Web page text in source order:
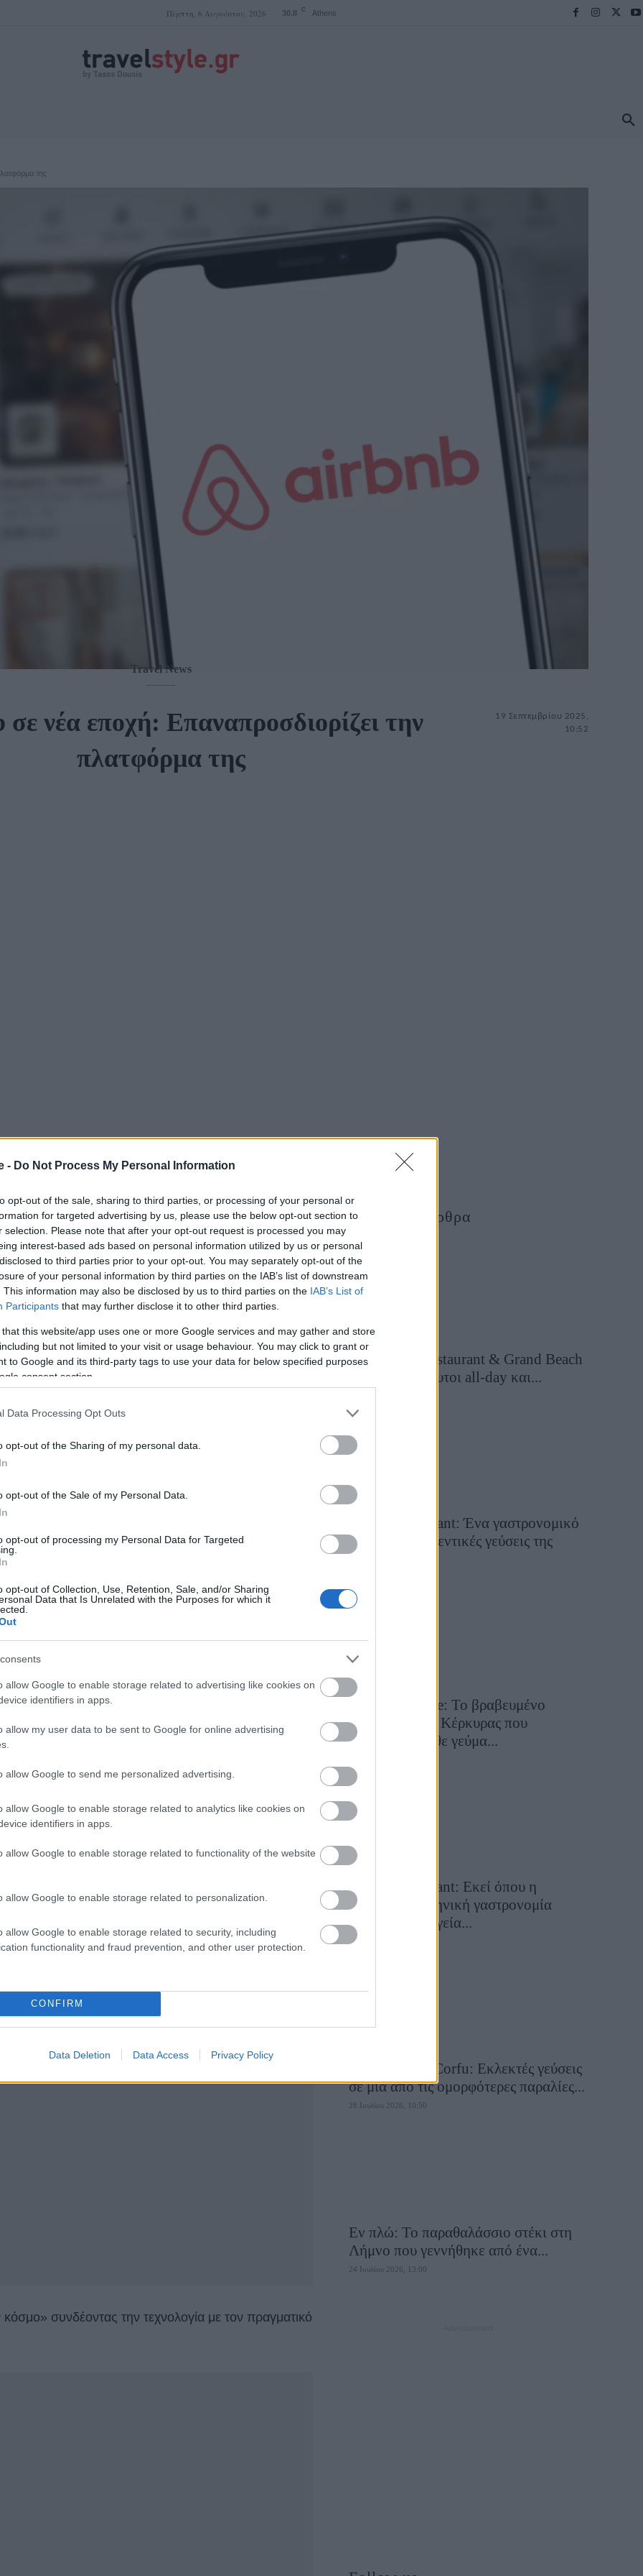
- Do Not Process My Personal Information
opt-out of the sale, sharing to third parties, or processing of your personal or
for targeted advertising by us, please use the below opt-out section to
selection. Please note that after your opt-out request is processed you may
interest-based ads based on personal information utilized by us or personal
to third parties prior to your opt-out. You may separately opt-out of the
of your personal information by third parties on the IAB’s list of downstream
This information may also be disclosed by us to third parties on the IAB’s List of
Participants that may further disclose it to other third parties.
that this website/app uses one or more Google services and may gather and store
but not limited to your visit or usage behaviour. You may click to grant or
to Google and its third-party tags to use your data for below specified purposes
consent section.
Data Processing Opt Outs
opt-out of the Sharing of my personal data.
opt-out of the Sale of my Personal Data.
opt-out of processing my Personal Data for Targeted
opt-out of Collection, Use, Retention, Sale, and/or Sharing
Data that Is Unrelated with the Purposes for which it
allow Google to enable storage related to advertising like cookies on
identifiers in apps.
allow my user data to be sent to Google for online advertising
allow Google to send me personalized advertising.
allow Google to enable storage related to analytics like cookies on
identifiers in apps.
allow Google to enable storage related to functionality of the website
allow Google to enable storage related to personalization.
allow Google to enable storage related to security, including
functionality and fraud prevention, and other user protection.
CONFIRM
Data Deletion Data Access Privacy Policy
Πέμπτη, 6 Αυγούστου, 2026 30.8 C Athens
της
Travel News
νέα εποχή: Επαναπροσδιορίζει την
πλατφόρμα της
19 Σεπτεμβρίου 2025,
10:52
της Airbnb αναφέρθηκε ο συνιδρυτής και
της ομιλίας του στο συνέδριο Communacopia &
τρεις βασικούς πυλώνες: την τεχνητή νοημοσύνη
της πλατφόρμας σε έναν ολοκληρωμένο «χώρο
χρόνο. «Δεν πρόκειται να συμβεί μέσα σε δύο ή
μέσα στην επόμενη δεκαετία».
της εταιρείας, υπογραμμίζοντας πως, αν
εφαρμογές με την οποία οι χρήστες θα έχουν
ευκαιρίες για να γίνει η Airbnb
ανθρώπων», τόνισε.
κόσμο» συνδέοντας την τεχνολογία με τον πραγματικό
Τελευταία Άρθρα
Grand Asia Restaurant & Grand Beach
Club: Οι απόλυτοι all-day και...
Tsapis Restaurant: Ένα γαστρονομικό
ταξίδι στις αυθεντικές γεύσεις της
Σίφνου!
Toula’s Seaside: Το βραβευμένο
εστιατόριο της Κέρκυρας που
μετατρέπει κάθε γεύμα...
Cavos Restaurant: Εκεί όπου η
αυθεντική ελληνική γαστρονομία
συναντά τη μαγεία...
28 Ιουλίου 2026, 10:58
Aiolia Avlaki Corfu: Εκλεκτές γεύσεις
σε μία από τις ομορφότερες παραλίες...
28 Ιουλίου 2026, 10:50
Εν πλώ: Το παραθαλάσσιο στέκι στη
Λήμνο που γεννήθηκε από ένα...
24 Ιουλίου 2026, 13:00